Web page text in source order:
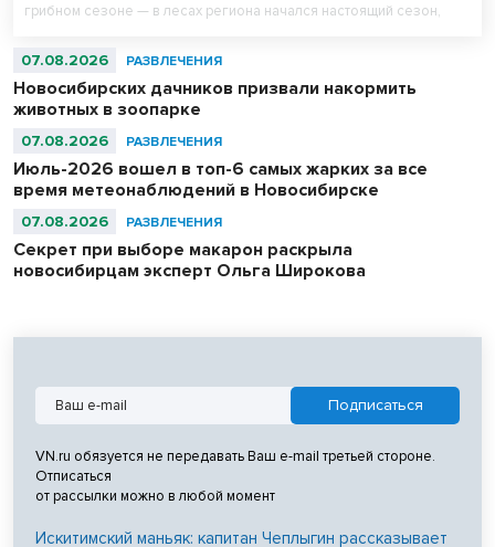
грибном сезоне — в лесах региона начался настоящий сезон,
07.08.2026 РАЗВЛЕЧЕНИЯ
Новосибирских дачников призвали накормить
животных в зоопарке
07.08.2026 РАЗВЛЕЧЕНИЯ
Июль-2026 вошел в топ-6 самых жарких за все
время метеонаблюдений в Новосибирске
07.08.2026 РАЗВЛЕЧЕНИЯ
Секрет при выборе макарон раскрыла
новосибирцам эксперт Ольга Широкова
VN.ru обязуется не передавать Ваш e-mail третьей стороне.
Отписаться
от рассылки можно в любой момент
Искитимский маньяк: капитан Чеплыгин рассказывает